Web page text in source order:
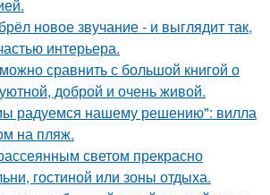
новое звучание - и выглядит так,
интерьера.
сравнить с большой книгой о
доброй и очень живой.
радуемся нашему решению": вилла
на пляж.
светом прекрасно
гостиной или зоны отдыха.